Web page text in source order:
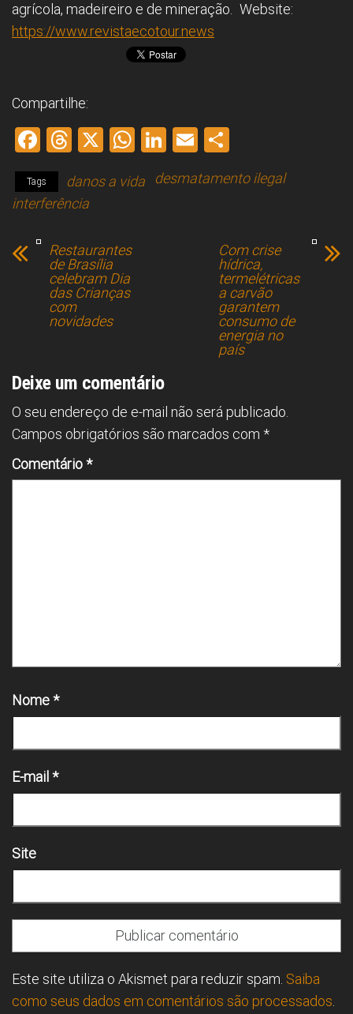
agrícola, madeireiro e de mineração. Website:
https://www.revistaecotour.news
Compartilhe:
F
a
ce
b
o
ok
T
e
a
d
s
X
W
at
Li
e
E
ai ar
Tags danos a vida
desmatamento ilegal
interferência
Restaurantes
de Brasília
celebram Dia
das Crianças
com
novidades
Com crise
hídrica,
termelétricas
a carvão
garantem
consumo de
energia no
país
Deixe um comentário
O seu endereço de e-mail não será publicado.
Campos obrigatórios são marcados com *
Comentário*
Nome*
E-mail *
Site
Este site utiliza o Akismet para reduzir spam. Saiba
como seus dados em comentários são processados.